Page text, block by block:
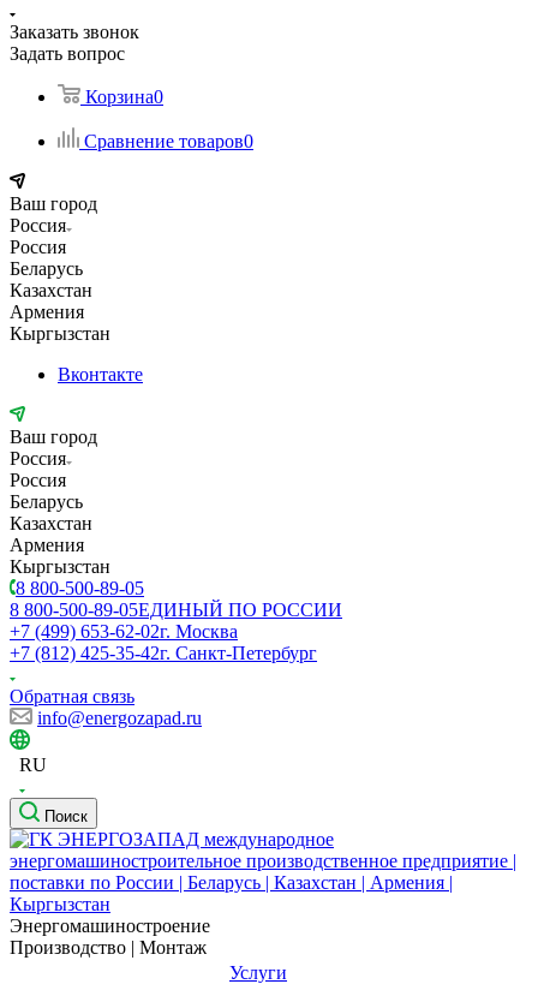
Заказать звонок
Задать вопрос
Корзина0
Сравнение товаров0
Ваш город
Россия
Россия
Беларусь
Казахстан
Армения
Кыргызстан
Вконтакте
Ваш город
Россия
Россия
Беларусь
Казахстан
Армения
Кыргызстан
8 800-500-89-05
8 800-500-89-05ЕДИНЫЙ ПО РОССИИ
+7 (499) 653-62-02г. Москва
+7 (812) 425-35-42г. Санкт-Петербург
Обратная связь
info@energozapad.ru
RU
Поиск
Энергомашиностроение
Производство | Монтаж
Услуги